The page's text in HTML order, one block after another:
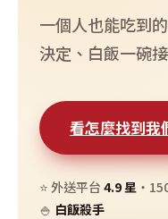
一個人也能吃到
決定、白飯一碗
看怎麼找到我
⭐ 外送平台 4.9 星 ・
🍚 白飯殺手